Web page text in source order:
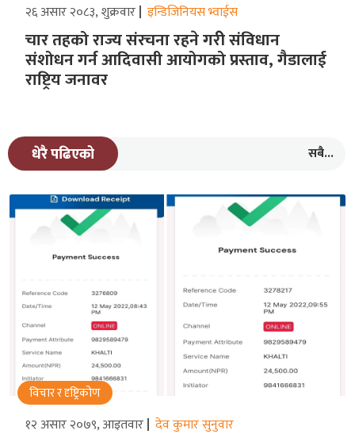
२६ असार २०८३, शुक्रवार इन्डिजिनियस भ्वाईस
चार तहको राज्य संरचना रहने गरीे संविधान
संशोधन गर्न आदिवासी आयोगको प्रस्ताव, गैडालाई
राष्ट्रिय जनावर
धेरै पढिएको सबै...
विचार र दृष्ट्रिकोण
१२ असार २०७९, आइतवार देव कुमार सुनुवार